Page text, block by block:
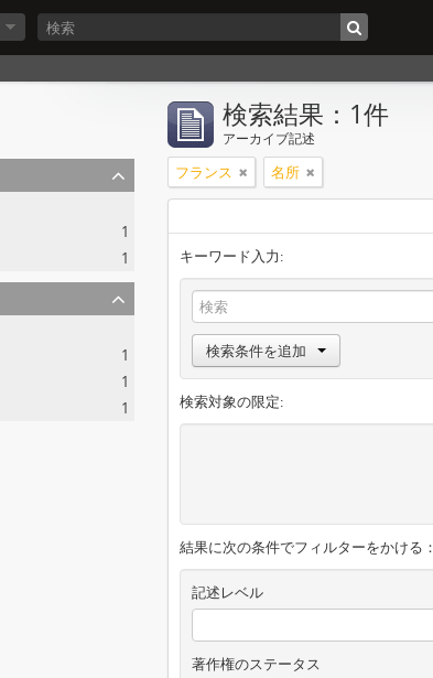
1
1
1
1
1
検索結果：1件
アーカイブ記述
フランス 名所
キーワード入力:
検索条件を追加
検索対象の限定:
結果に次の条件でフィルターをかける：
記述レベル
著作権のステータス